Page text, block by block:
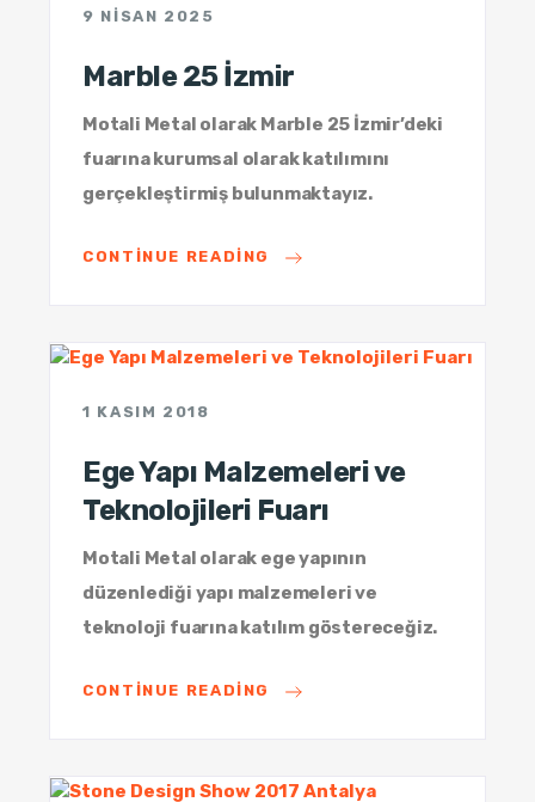
9 NISAN 2025
Marble 25 İzmir
Motali Metal olarak Marble 25 İzmir’deki
fuarına kurumsal olarak katılımını
gerçekleştirmiş bulunmaktayız.
CONTINUE READING
1 KASIM 2018
Ege Yapı Malzemeleri ve
Teknolojileri Fuarı
Motali Metal olarak ege yapının
düzenlediği yapı malzemeleri ve
teknoloji fuarına katılım göstereceğiz.
CONTINUE READING